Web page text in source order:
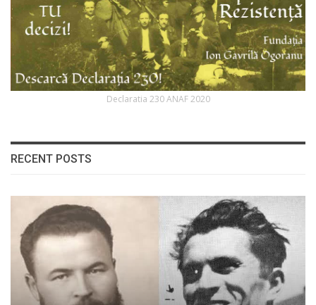
Declaratia 230 ANAF 2020
RECENT POSTS